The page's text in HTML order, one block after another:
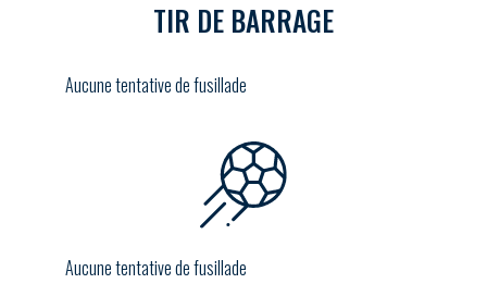
TIR DE BARRAGE
Aucune tentative de fusillade
Aucune tentative de fusillade